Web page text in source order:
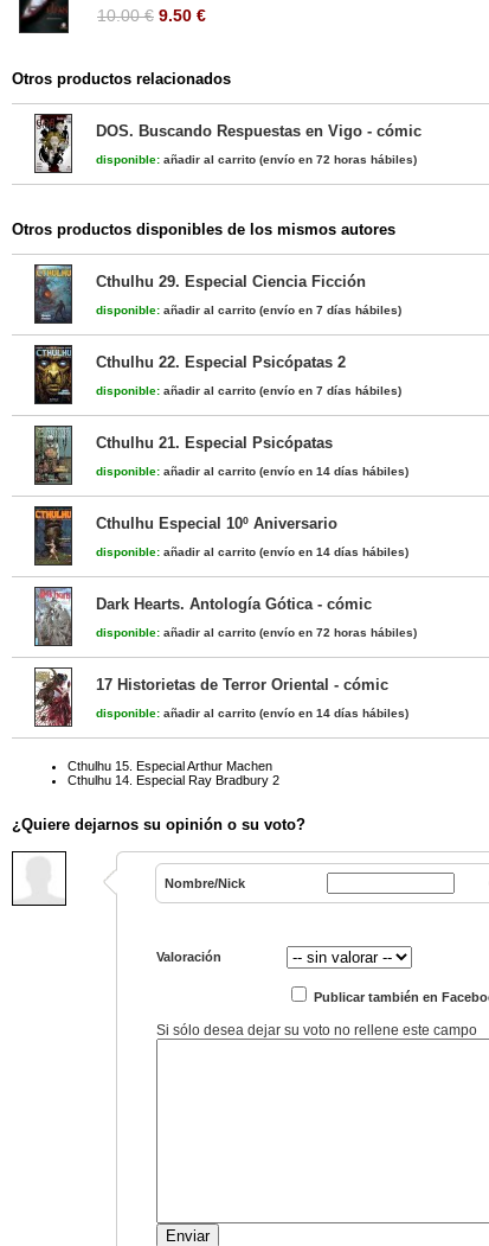
10.00 € 9.50 €
Otros productos relacionados
DOS. Buscando Respuestas en Vigo - cómic
disponible: añadir al carrito (envío en 72 horas hábiles)
Otros productos disponibles de los mismos autores
Cthulhu 29. Especial Ciencia Ficción
disponible: añadir al carrito (envío en 7 días hábiles)
Cthulhu 22. Especial Psicópatas 2
disponible: añadir al carrito (envío en 7 días hábiles)
Cthulhu 21. Especial Psicópatas
disponible: añadir al carrito (envío en 14 días hábiles)
Cthulhu Especial 10º Aniversario
disponible: añadir al carrito (envío en 14 días hábiles)
Dark Hearts. Antología Gótica - cómic
disponible: añadir al carrito (envío en 72 horas hábiles)
17 Historietas de Terror Oriental - cómic
disponible: añadir al carrito (envío en 14 días hábiles)
Cthulhu 15. Especial Arthur Machen
Cthulhu 14. Especial Ray Bradbury 2
¿Quiere dejarnos su opinión o su voto?
Nombre/Nick
Valoración
Publicar también en
Si sólo desea dejar su voto no rellene este campo